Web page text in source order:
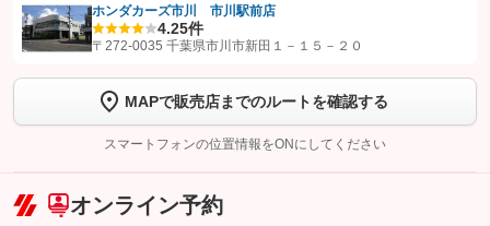
【STEP1】認証画面でグーネットを友だち追加してから「許可する」ボタンを押
トーク画面で
ボタンをタップして問い合わせを
完了してください。
こちら
ホンダカーズ市川 市川駅前店
4.25件
〒272-0035 千葉県市川市新田１－１５－２０
MAPで販売店までのルートを確認する
スマートフォンの位置情報をONにしてください
オンライン予約